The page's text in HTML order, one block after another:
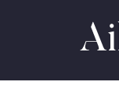
Ailyn
Pérez